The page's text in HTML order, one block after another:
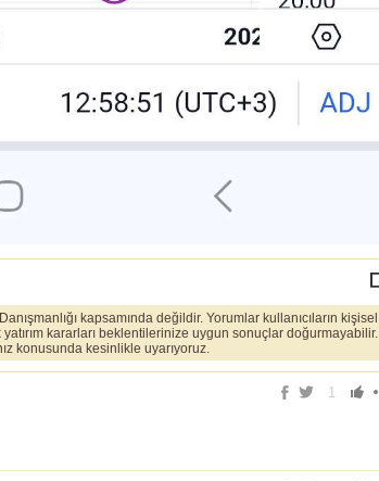
kapsamında değildir. Yorumlar kullanıcıların kişisel
kararları beklentilerinize uygun sonuçlar doğurmayabilir.
konusunda kesinlikle uyarıyoruz.
1